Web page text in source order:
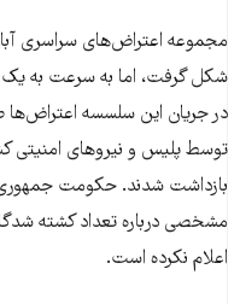
شکل گرفت، اما به سرعت به
در جریان این سلسسه
توسط پلیس و نیروهای امنیتی
بازداشت شدند. حکومت جمهوری
اعلام نکرده است.